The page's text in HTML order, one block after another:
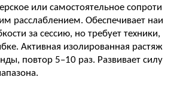
или самостоятельное сопроти
расслаблением. Обеспечивает наи
за сессию, но требует техники,
Активная изолированная растяж
повтор 5–10 раз. Развивает силу